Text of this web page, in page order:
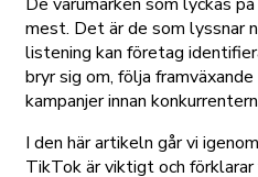
mest. Det är de som lyssnar
listening kan företag
bryr sig om, följa
kampanjer innan
I den här artikeln går vi
TikTok är viktigt och